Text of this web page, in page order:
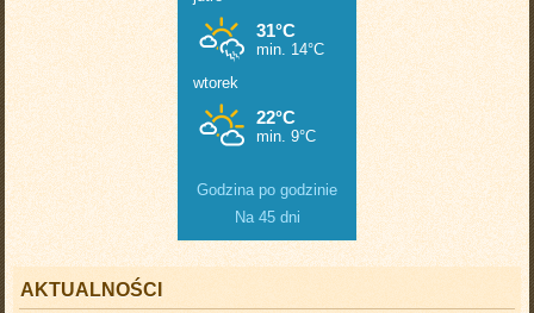
Godzina po godzinie
Na 45 dni
AKTUALNOŚCI